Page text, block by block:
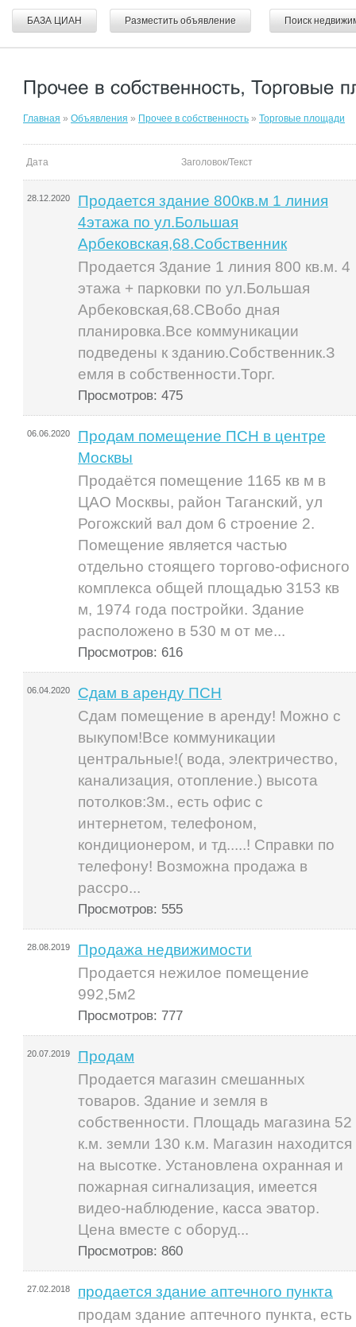
БАЗА ЦИАН Разместить объявление Поиск
Главная » Объявления » Прочее в собственность » Торговые площади
Дата Заголовок/Текст
28.12.2020
Продается здание 800кв.м 1 линия
4этажа по ул.Большая
Арбековская,68.Собственник
Продается Здание 1 линия 800 кв.м. 4
этажа + парковки по ул.Большая
Арбековская,68.СВобо дная
планировка.Все коммуникации
подведены к зданию.Собственник.З
емля в собственности.Торг.
Просмотров: 475
06.06.2020
Продам помещение ПСН в центре
Москвы
Продаётся помещение 1165 кв м в
ЦАО Москвы, район Таганский, ул
Рогожский вал дом 6 строение 2.
Помещение является частью
отдельно стоящего торгово-офисного
комплекса общей площадью 3153 кв
м, 1974 года постройки. Здание
расположено в 530 м от ме...
Просмотров: 616
06.04.2020
Сдам в аренду ПСН
Сдам помещение в аренду! Можно с
выкупом!Все коммуникации
центральные!( вода, электричество,
канализация, отопление.) высота
потолков:3м., есть офис с
интернетом, телефоном,
кондиционером, и тд.....! Справки по
телефону! Возможна продажа в
рассро...
Просмотров: 555
28.08.2019
Продажа недвижимости
Продается нежилое помещение
992,5м2
Просмотров: 777
20.07.2019
Продам
Продается магазин смешанных
товаров. Здание и земля в
собственности. Площадь магазина 52
к.м. земли 130 к.м. Магазин находится
на высотке. Установлена охранная и
пожарная сигнализация, имеется
видео-наблюдение, касса эватор.
Цена вместе с оборуд...
Просмотров: 860
27.02.2018
продается здание аптечного пункта
продам здание аптечного пункта, есть